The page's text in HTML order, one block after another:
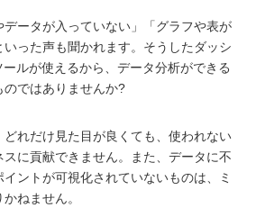
データが入っていない」「グラフや表が
った声も聞かれます。そうしたダッシ
ルが使えるから、データ分析ができる
ではありませんか?
れだけ見た目が良くても、使われない
に貢献できません。また、データに不
ントが可視化されていないものは、ミ
ねません。